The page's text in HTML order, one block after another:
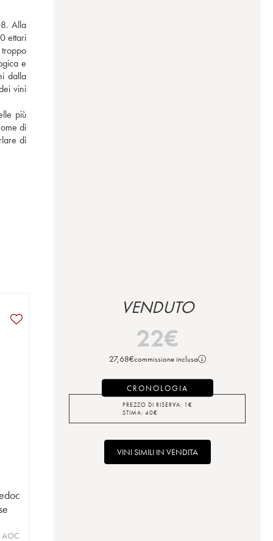
Alla
ettari
e
dalla
vini
più
di
di
AOC
VENDUTO
22€
27,68€commissione inclusa
CRONOLOGIA
PREZZO DI RISERVA: 1 €
STIMA: 40€
VINI SIMILI IN VENDITA